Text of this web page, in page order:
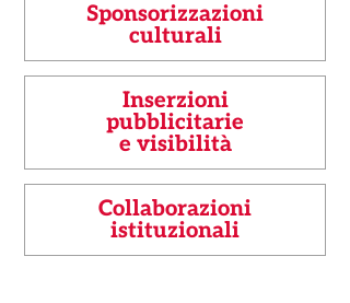
Sponsorizzazioni
culturali
Inserzioni
pubblicitarie
e visibilità
Collaborazioni
istituzionali